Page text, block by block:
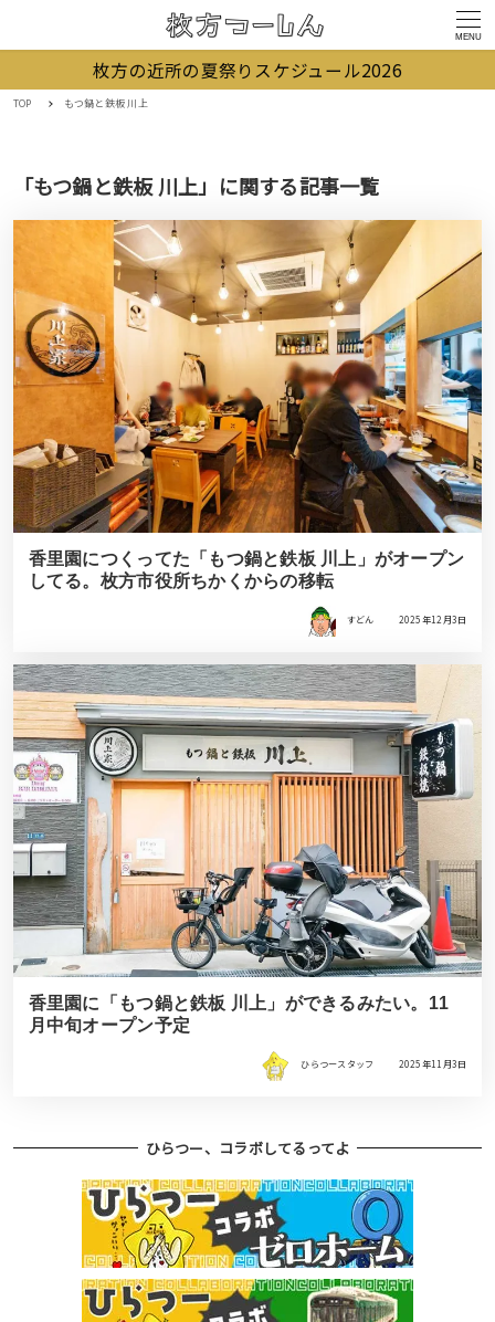
MENU
枚方の近所の夏祭りスケジュール2026
TOP もつ鍋と鉄板 川上
「もつ鍋と鉄板 川上」に関する記事一覧
香里園につくってた「もつ鍋と鉄板 川上」がオープン
してる。枚方市役所ちかくからの移転
すどん 2025年12月3日
香里園に「もつ鍋と鉄板 川上」ができるみたい。11
月中旬オープン予定
ひらつースタッフ 2025年11月3日
ひらつー、コラボしてるってよ